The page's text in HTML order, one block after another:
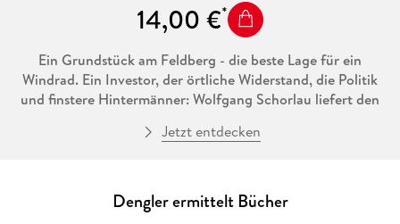
14,00 €
Ein Grundstück am Feldberg - die beste Lage für ein
Windrad. Ein Investor, der örtliche Widerstand, die Politik
und finstere Hintermänner: Wolfgang Schorlau liefert den
Heimatroman.
wird alt und sieht Gespenster. Oder schleichen dort in der
Nacht tatsächlich Männer ums Haus? Statt auf Antworten
Jetzt entdecken
Dengler ermittelt Bücher